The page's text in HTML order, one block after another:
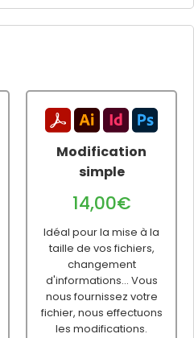
Modification
simple
14,00€
Idéal pour la mise à la
taille de vos fichiers,
changement
d'informations... Vous
nous fournissez votre
fichier, nous effectuons
les modifications.